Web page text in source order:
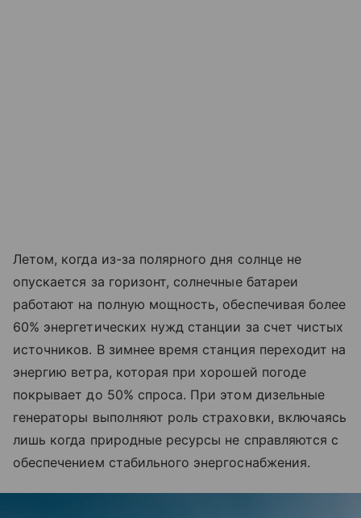
Летом, когда из-за полярного дня солнце не
опускается за горизонт, солнечные батареи
работают на полную мощность, обеспечивая более
60% энергетических нужд станции за счет чистых
источников. В зимнее время станция переходит на
энергию ветра, которая при хорошей погоде
покрывает до 50% спроса. При этом дизельные
генераторы выполняют роль страховки, включаясь
лишь когда природные ресурсы не справляются с
обеспечением стабильного энергоснабжения.